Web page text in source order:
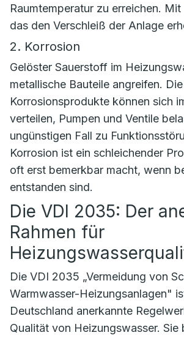
Raumtemperatur zu erreichen.
das den Verschleiß der Anlage
2. Korrosion
Gelöster Sauerstoff im
metallische Bauteile angreifen.
Korrosionsprodukte können sich
verteilen, Pumpen und Ventile
ungünstigen Fall zu
Korrosion ist ein schleichender
oft erst bemerkbar macht, wenn
entstanden sind.
Die VDI 2035: Der
Rahmen für
Die VDI 2035 „Vermeidung von
Warmwasser-Heizungsanlagen"
Deutschland anerkannte
Qualität von Heizungswasser. Sie